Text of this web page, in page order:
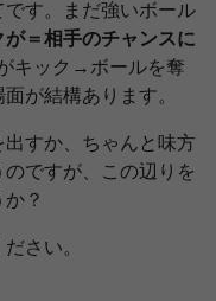
です。まだ強いボール
が＝相手のチャンスに
キック→ボールを奪
が結構あります。
すか、ちゃんと味方
ですが、この辺りを
？
さい。